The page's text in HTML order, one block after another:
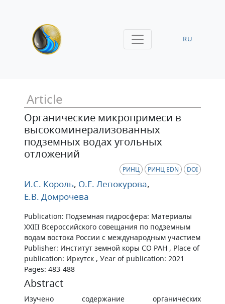
RU
Article
Органические микропримеси в
высокоминерализованных
подземных водах угольных
отложений
РИНЦ РИНЦ EDN DOI
И.С. Король, О.Е. Лепокурова,
Е.В. Домрочева
Publication: Подземная гидросфера: Материалы
XXIII Всероссийского совещания по подземным
водам востока России с международным участием
Publisher: Институт земной коры СО РАН , Place of
publication: Иркутск , Уear of publication: 2021
Pages: 483-488
Abstract
Изучено содержание органических